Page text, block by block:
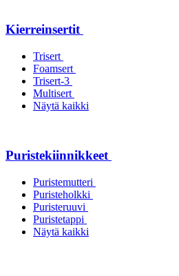
Kierreinsertit
Trisert
Foamsert
Trisert-3
Multisert
Näytä kaikki
Puristekiinnikkeet
Puristemutteri
Puristeholkki
Puristeruuvi
Puristetappi
Näytä kaikki